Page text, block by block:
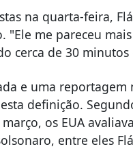
na quarta-feira,
"Ele me pareceu
cerca de 30
e uma
definição.
os EUA
entre eles